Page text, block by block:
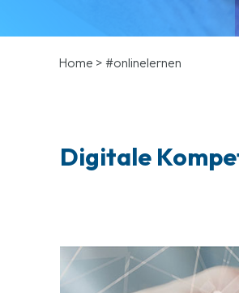
Home > #onlinelernen
Digitale